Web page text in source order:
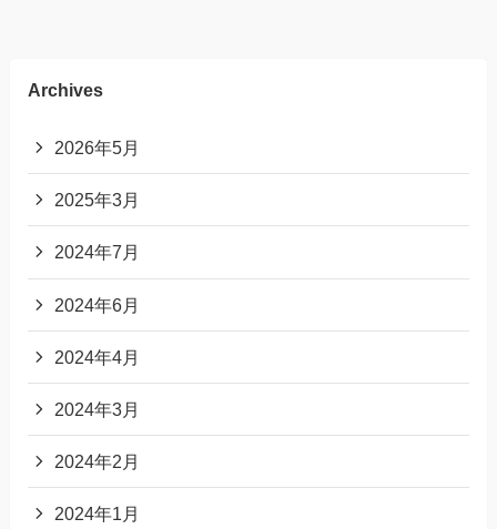
Archives
2026年5月
2025年3月
2024年7月
2024年6月
2024年4月
2024年3月
2024年2月
2024年1月